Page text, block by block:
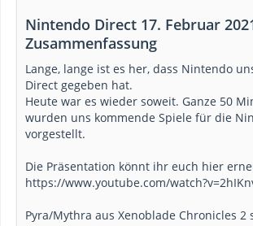
Nintendo Direct 17. Februar
Zusammenfassung
Lange, lange ist es her, dass Nintendo
Direct gegeben hat.
Heute war es wieder soweit. Ganze 50
wurden uns kommende Spiele für die
vorgestellt.
Die Präsentation könnt ihr euch hier
https://www.youtube.com/
Pyra/Mythra aus Xenoblade Chronicles 2